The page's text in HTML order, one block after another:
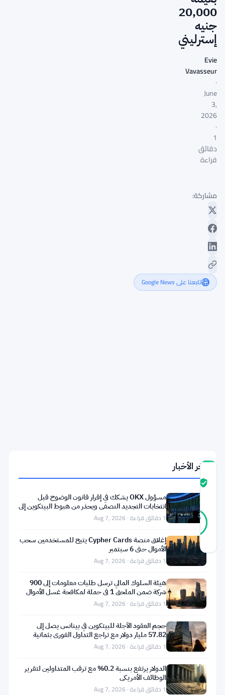
20,000
جنيه
إسترليني
Evie
Vavasseur
·
June
3,
2026
·
1
دقائق
قراءة
مشاركة:
تابعنا على Google News
درجة
المجتمع
97
%
موثّق
36
أصوات
آخر تحديث 2 أشهر مضت
يريد
مجلس
اللوردات
البريطاني
من
بنك
إنجلترا
التراجع.
آخر الأخبار
مسؤول OKX يشكك في إقرار قانون الوضوح قبل
انتخابات التجديد النصفي ويحذر من هبوط البيتكوين إلى
55 ألف دولار1 دقائق قراءة · Aug 7, 2026
إغلاق منصة Cypher Cards يتيح للمستخدمين سحب
الأموال حتى 6 سبتمبر
1 دقائق قراءة · Aug 7, 2026
هيئة السلوك المالي ترسل طلبات معلومات إلى 900
شركة ضمن الملحق 1 في حملة لمكافحة غسل الأموال
1 دقائق قراءة · Aug 7, 2026
حجم العقود الآجلة للبيتكوين في بينانس يصل إلى
57.82 مليار دولار مع تراجع التداول الفوري بثمانية
أضعاف1 دقائق قراءة · Aug 7, 2026
الدولار يرتفع بنسبة 0.2% مع ترقب المتداولين لتقرير
الوظائف الأمريكي
1 دقائق قراءة · Aug 7, 2026